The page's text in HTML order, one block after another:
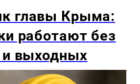
главы Крыма:
работают без
и выходных